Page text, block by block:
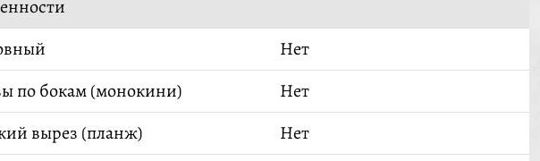
Нет
по бокам (монокини)
Нет
вырез (планж)
Нет